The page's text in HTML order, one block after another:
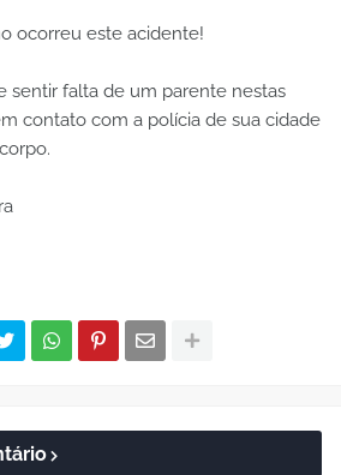
ocorreu este acidente!
sentir falta de um parente nestas
contato com a polícia de sua cidade